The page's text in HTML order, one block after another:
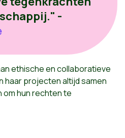
-
ethische en collaboratieve
haar projecten altijd samen
hun rechten te